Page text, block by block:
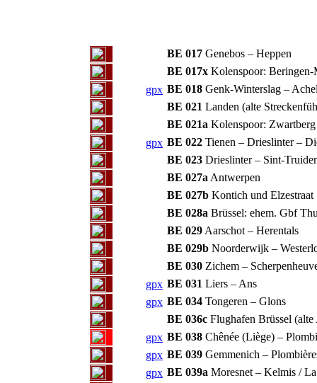
BE 017 Genebos – Heppen
BE 017x Kolenspoor:
gpx BE 018 Genk-Winterslag –
BE 021 Landen (alte
BE 021a Kolenspoor:
gpx BE 022 Tienen – Drieslinter –
BE 023 Drieslinter – Sint-
BE 027a Antwerpen
BE 027b Kontich und Elzestraat
BE 028a Brüssel: ehem. Gbf
BE 029 Aarschot – Herentals
BE 029b Noorderwijk –
BE 030 Zichem –
gpx BE 031 Liers – Ans
gpx BE 034 Tongeren – Glons
BE 036c Flughafen Brüssel
gpx BE 038 Chênée (Liège) –
gpx BE 039 Gemmenich –
gpx BE 039a Moresnet – Kelmis /